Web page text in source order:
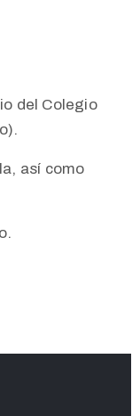
del Colegio
así como